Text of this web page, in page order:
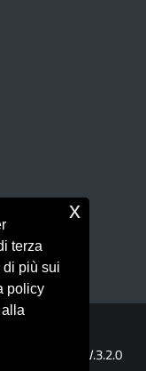
V.3.2.0
terza
di più sui
policy
x